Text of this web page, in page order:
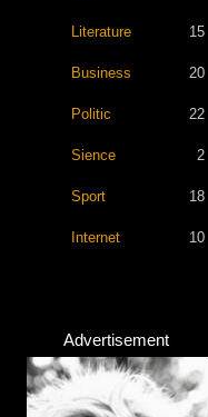
Literature 15
Business 20
Politic 22
Sience 2
Sport 18
Internet 10
Advertisement